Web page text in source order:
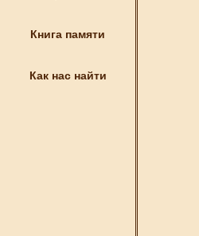
Книга памяти
Как нас найти